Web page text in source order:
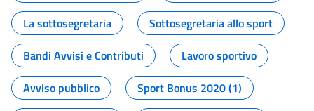
La sottosegretaria
Sottosegretaria allo sport
Bandi Avvisi e Contributi
Lavoro sportivo
Avviso pubblico
Sport Bonus 2020 (1)